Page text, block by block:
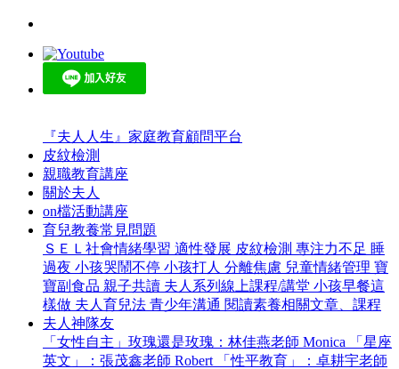
『夫人人生』家庭教育顧問平台
皮紋檢測
親職教育講座
關於夫人
on檔活動講座
育兒教養常見問題
ＳＥＬ社會情緒學習 適性發展 皮紋檢測 專注力不足 睡
過夜 小孩哭鬧不停 小孩打人 分離焦慮 兒童情緒管理 寶
寶副食品 親子共讀 夫人系列線上課程/講堂 小孩早餐這
樣做 夫人育兒法 青少年溝通 閱讀素養相關文章、課程
夫人神隊友
「女性自主」玫瑰還是玫瑰：林佳燕老師 Monica
「星座
英文」：張茂鑫老師 Robert
「性平教育」：卓耕宇老師